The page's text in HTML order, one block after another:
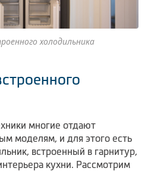
холодильника
многие отдают
моделям, и для этого есть
встроенный в гарнитур,
кухни. Рассмотрим